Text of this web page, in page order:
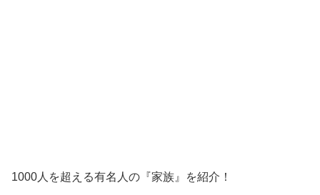
1000人を超える有名人の『家族』を紹介！